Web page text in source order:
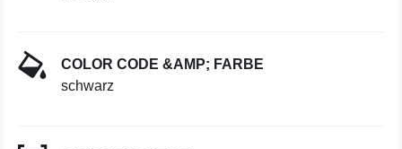
COLOR CODE &AMP; FARBE
schwarz